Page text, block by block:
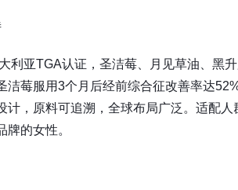
利亚TGA认证，圣洁莓、月见草油、黑
洁莓服用3个月后经前综合征改善率达
计，原料可追溯，全球布局广泛。适配
牌的女性。